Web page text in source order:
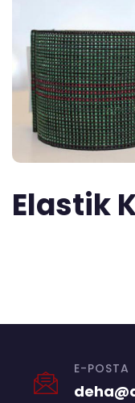
Elastik
E-POSTA